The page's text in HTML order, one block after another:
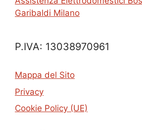
Garibaldi Milano
P.IVA: 13038970961
Mappa del Sito
Privacy
Cookie Policy (UE)